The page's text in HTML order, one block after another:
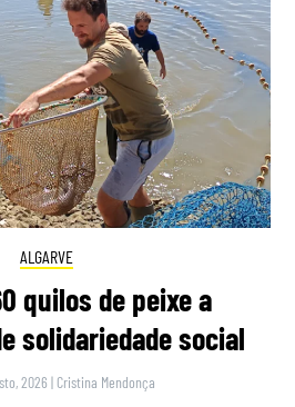
ALGARVE
quilos de peixe a
solidariedade social
2026 | Cristina Mendonça